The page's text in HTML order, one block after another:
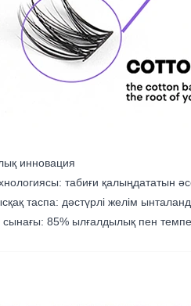
инновация
табиғи қалыңдататын
таспа: дәстүрлі желім
сынағы: 85% ылғалдылық пен